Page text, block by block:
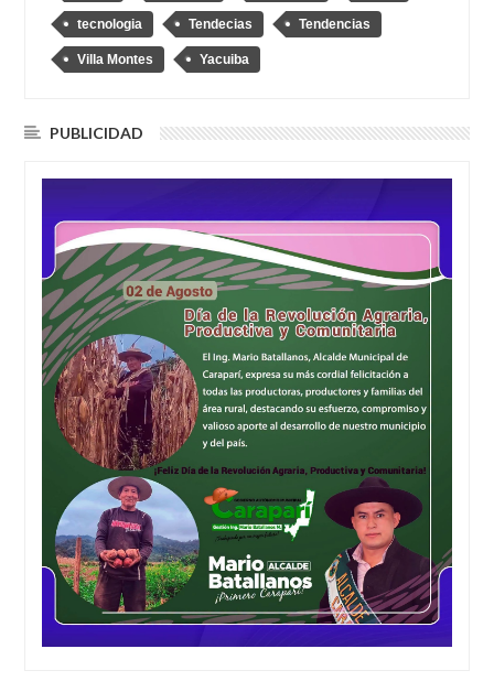
tecnologia Tendecias Tendencias
Villa Montes Yacuiba
PUBLICIDAD